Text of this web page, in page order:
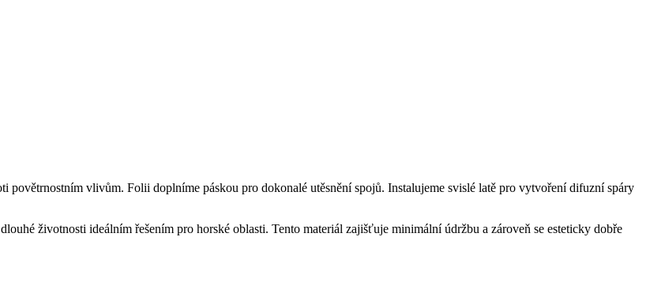
povětrnostním vlivům. Folii doplníme páskou pro dokonalé utěsnění spojů. Instalujeme svislé latě pro vytvoření difuzní spáry
životnosti ideálním řešením pro horské oblasti. Tento materiál zajišťuje minimální údržbu a zároveň se esteticky dobře